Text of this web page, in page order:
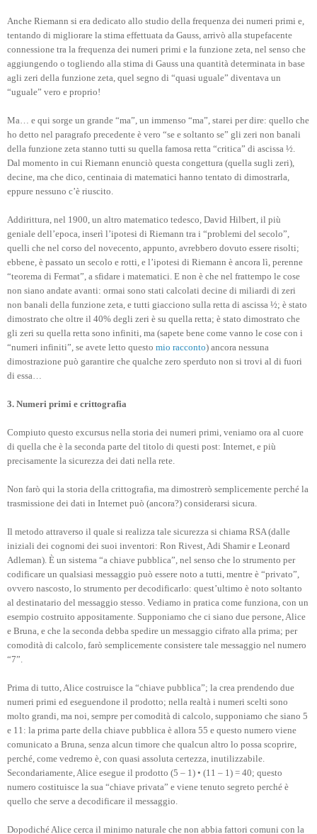
Anche Riemann si era dedicato allo studio della frequenza dei numeri primi e,
tentando di migliorare la stima effettuata da Gauss, arrivò alla stupefacente
connessione tra la frequenza dei numeri primi e la funzione zeta, nel senso che
aggiungendo o togliendo alla stima di Gauss una quantità determinata in base
agli zeri della funzione zeta, quel segno di “quasi uguale” diventava un
“uguale” vero e proprio!
Ma… e qui sorge un grande “ma”, un immenso “ma”, starei per dire: quello che
ho detto nel paragrafo precedente è vero “se e soltanto se” gli zeri non banali
della funzione zeta stanno tutti su quella famosa retta “critica” di ascissa ½.
Dal momento in cui Riemann enunciò questa congettura (quella sugli zeri),
decine, ma che dico, centinaia di matematici hanno tentato di dimostrarla,
eppure nessuno c’è riuscito.
Addirittura, nel 1900, un altro matematico tedesco, David Hilbert, il più
geniale dell’epoca, inserì l’ipotesi di Riemann tra i “problemi del secolo”,
quelli che nel corso del novecento, appunto, avrebbero dovuto essere risolti;
ebbene, è passato un secolo e rotti, e l’ipotesi di Riemann è ancora lì, perenne
“teorema di Fermat”, a sfidare i matematici. E non è che nel frattempo le cose
non siano andate avanti: ormai sono stati calcolati decine di miliardi di zeri
non banali della funzione zeta, e tutti giacciono sulla retta di ascissa ½; è stato
dimostrato che oltre il 40% degli zeri è su quella retta; è stato dimostrato che
gli zeri su quella retta sono infiniti, ma (sapete bene come vanno le cose con i
“numeri infiniti”, se avete letto questo mio racconto) ancora nessuna
dimostrazione può garantire che qualche zero sperduto non si trovi al di fuori
di essa…
3. Numeri primi e crittografia
Compiuto questo excursus nella storia dei numeri primi, veniamo ora al cuore
di quella che è la seconda parte del titolo di questi post: Internet, e più
precisamente la sicurezza dei dati nella rete.
Non farò qui la storia della crittografia, ma dimostrerò semplicemente perché la
trasmissione dei dati in Internet può (ancora?) considerarsi sicura.
Il metodo attraverso il quale si realizza tale sicurezza si chiama RSA (dalle
iniziali dei cognomi dei suoi inventori: Ron Rivest, Adi Shamir e Leonard
Adleman). È un sistema “a chiave pubblica”, nel senso che lo strumento per
codificare un qualsiasi messaggio può essere noto a tutti, mentre è “privato”,
ovvero nascosto, lo strumento per decodificarlo: quest’ultimo è noto soltanto
al destinatario del messaggio stesso. Vediamo in pratica come funziona, con un
esempio costruito appositamente. Supponiamo che ci siano due persone, Alice
e Bruna, e che la seconda debba spedire un messaggio cifrato alla prima; per
comodità di calcolo, farò semplicemente consistere tale messaggio nel numero
“7”.
Prima di tutto, Alice costruisce la “chiave pubblica”; la crea prendendo due
numeri primi ed eseguendone il prodotto; nella realtà i numeri scelti sono
molto grandi, ma noi, sempre per comodità di calcolo, supponiamo che siano 5
e 11: la prima parte della chiave pubblica è allora 55 e questo numero viene
comunicato a Bruna, senza alcun timore che qualcun altro lo possa scoprire,
perché, come vedremo è, con quasi assoluta certezza, inutilizzabile.
Secondariamente, Alice esegue il prodotto (5 – 1) • (11 – 1) = 40; questo
numero costituisce la sua “chiave privata” e viene tenuto segreto perché è
quello che serve a decodificare il messaggio.
Dopodiché Alice cerca il minimo naturale che non abbia fattori comuni con la